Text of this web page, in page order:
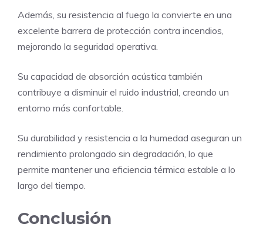
Además, su resistencia al fuego la convierte en una
excelente barrera de protección contra incendios,
mejorando la seguridad operativa.
Su capacidad de absorción acústica también
contribuye a disminuir el ruido industrial, creando un
entorno más confortable.
Su durabilidad y resistencia a la humedad aseguran un
rendimiento prolongado sin degradación, lo que
permite mantener una eficiencia térmica estable a lo
largo del tiempo.
Conclusión